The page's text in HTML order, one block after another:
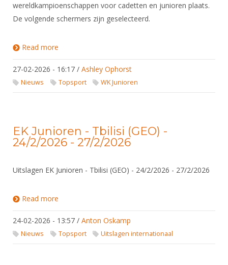
wereldkampioenschappen voor cadetten en junioren plaats.
De volgende schermers zijn geselecteerd.
Read more
27-02-2026 - 16:17 / Ashley Ophorst
Nieuws Topsport WK Junioren
EK Junioren - Tbilisi (GEO) -
24/2/2026 - 27/2/2026
Uitslagen EK Junioren - Tbilisi (GEO) - 24/2/2026 - 27/2/2026
Read more
24-02-2026 - 13:57 / Anton Oskamp
Nieuws Topsport Uitslagen internationaal